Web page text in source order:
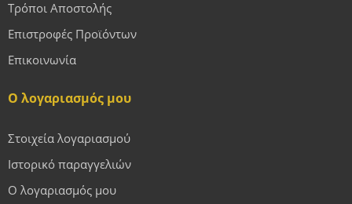
Τρόποι Αποστολής
Επιστροφές Προϊόντων
Επικοινωνία
Ο λογαριασμός μου
Στοιχεία λογαριασμού
Ιστορικό παραγγελιών
Ο λογαριασμός μου